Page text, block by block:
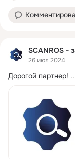
SCANROS -
26 июл 2024
Дорогой партнер!